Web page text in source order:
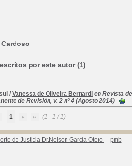
por este autor (1)
/ Vanessa de Oliveira Bernardi en Revista de
de Revisión, v. 2 nº 4 (Agosto 2014)
1 (1 - 1 / 1)
de Justicia Dr.Nelson García Otero pmb